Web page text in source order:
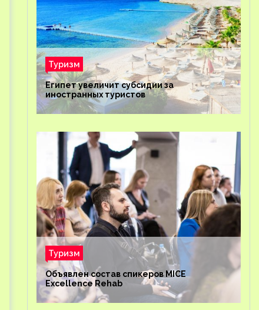
Туризм
Египет увеличит субсидии за
иностранных туристов
Туризм
Объявлен состав спикеров MICE
Excellence Rehab